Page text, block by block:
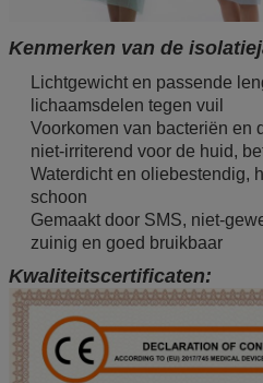
Kenmerken van de
Lichtgewicht en passende
lichaamsdelen tegen vuil
Voorkomen van bacteriën en
niet-irriterend voor de huid,
Waterdicht en oliebestendig,
schoon
Gemaakt door SMS, niet-
zuinig en goed bruikbaar
Kwaliteitscertificaten: